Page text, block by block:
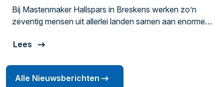
Bij Mastenmaker Hallspars in Breskens werken zo’n
zeventig mensen uit allerlei landen samen aan enorme
gaat pas echt goed als je elkaar goed begrijpt.
Lees
Alle Nieuwsberichten